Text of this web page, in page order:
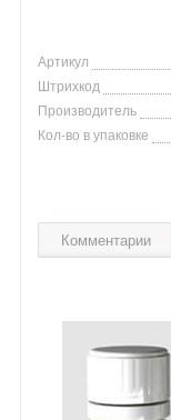
Артикул
Штрихкод
Производитель
Кол-во в упаковке
Комментарии